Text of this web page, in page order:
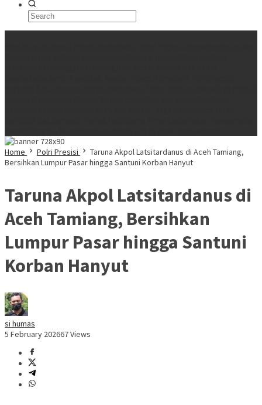
Home
Polri Presisi
Taruna Akpol Latsitardanus di Aceh Tamiang,
Bersihkan Lumpur Pasar hingga Santuni Korban Hanyut
Taruna Akpol Latsitardanus di
Aceh Tamiang, Bersihkan
Lumpur Pasar hingga Santuni
Korban Hanyut
si humas
5 February 202667 Views